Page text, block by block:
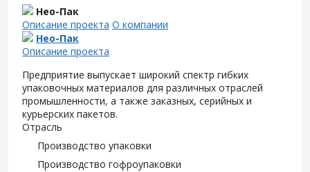
Нео-Пак
Описание проекта О компании
Нео-Пак
Описание проекта
Предприятие выпускает широкий спектр гибких
упаковочных материалов для различных отраслей
промышленности, а также заказных, серийных и
курьерских пакетов.
Отрасль
Производство упаковки
Производство гофроупаковки